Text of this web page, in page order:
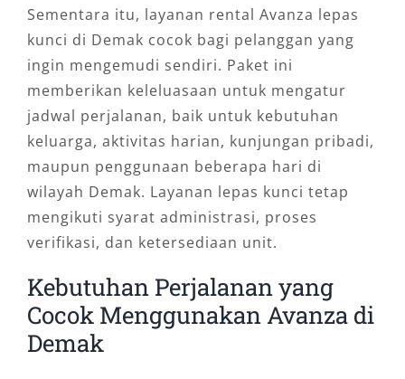
Sementara itu, layanan rental Avanza lepas
kunci di Demak cocok bagi pelanggan yang
ingin mengemudi sendiri. Paket ini
memberikan keleluasaan untuk mengatur
jadwal perjalanan, baik untuk kebutuhan
keluarga, aktivitas harian, kunjungan pribadi,
maupun penggunaan beberapa hari di
wilayah Demak. Layanan lepas kunci tetap
mengikuti syarat administrasi, proses
verifikasi, dan ketersediaan unit.
Kebutuhan Perjalanan yang
Cocok Menggunakan Avanza di
Demak